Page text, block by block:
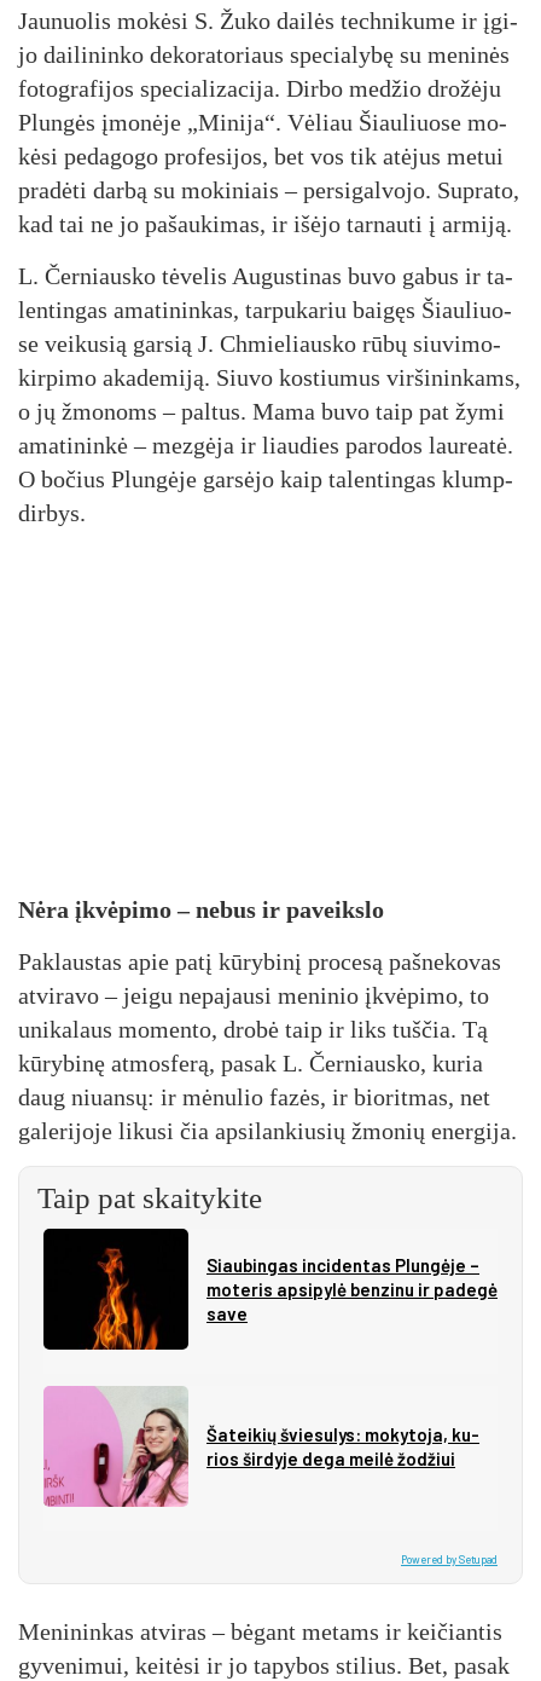
Jau­nuo­lis mo­kė­si S. Žu­ko dai­lės tech­ni­ku­me ir įgi­
jo dai­li­nin­ko de­ko­ra­to­riaus spe­cia­ly­bę su me­ni­nės
fo­tog­ra­fi­jos spe­cia­li­za­ci­ja. Dir­bo me­džio dro­žė­ju
Plun­gės įmo­nė­je „Mi­ni­ja“. Vė­liau Šiau­liuo­se mo­
kė­si pe­da­go­go pro­fe­si­jos, bet vos tik atė­jus me­tui
pra­dė­ti dar­bą su mo­ki­niais – per­si­gal­vo­jo. Sup­ra­to,
kad tai ne jo pa­šau­ki­mas, ir išė­jo tar­nau­ti į ar­mi­ją.
L. Čer­niaus­ko tė­ve­lis Au­gus­ti­nas bu­vo ga­bus ir ta­
len­tin­gas ama­ti­nin­kas, tar­pu­ka­riu bai­gęs Šiau­liuo­
se vei­ku­sią gar­sią J. Chmie­liaus­ko rū­bų siu­vi­mo-
kir­pi­mo aka­de­mi­ją. Siu­vo kos­tiu­mus vir­ši­nin­kams,
o jų žmo­noms – pal­tus. Ma­ma bu­vo taip pat žy­mi
ama­ti­nin­kė – mez­gė­ja ir liau­dies pa­ro­dos lau­rea­tė.
O bo­čius Plun­gė­je gar­sė­jo kaip ta­len­tin­gas klump­
dir­bys.
Nė­ra įkvė­pi­mo – ne­bus ir pa­veiks­lo
Pak­laus­tas apie pa­tį kū­ry­bi­nį pro­ce­są pa­šne­ko­vas
at­vi­ra­vo – jei­gu ne­pa­jau­si me­ni­nio įkvė­pi­mo, to
uni­ka­laus mo­men­to, dro­bė taip ir liks tuš­čia. Tą
kū­ry­bi­nę at­mos­fe­rą, pa­sak L. Čer­niaus­ko, ku­ria
daug niuan­sų: ir mė­nu­lio fa­zės, ir bio­rit­mas, net
ga­le­ri­jo­je li­ku­si čia ap­si­lan­kiu­sių žmo­nių ener­gi­ja.
Taip pat skaitykite
Siau­bin­gas in­ci­den­tas Plun­gė­je –
mo­te­ris ap­si­py­lė ben­zi­nu ir pa­de­gė
sa­ve
Ša­tei­kių švie­su­lys: mo­ky­to­ja, ku­
rios šir­dy­je de­ga mei­lė žo­džiui
Powered by Setupad
Me­ni­nin­kas at­vi­ras – bė­gant me­tams ir kei­čian­tis
gy­ve­ni­mui, kei­tė­si ir jo ta­py­bos sti­lius. Bet, pa­sak